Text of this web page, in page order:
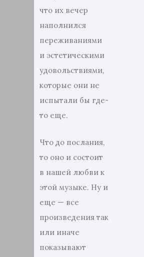
что их вечер
наполнился
переживаниями
и эстетическими
удовольствиями,
которые они не
испытали бы где-
то еще.
Что до послания,
то оно и состоит
в нашей любви к
этой музыке. Ну и
еще — все
произведения так
или иначе
показывают